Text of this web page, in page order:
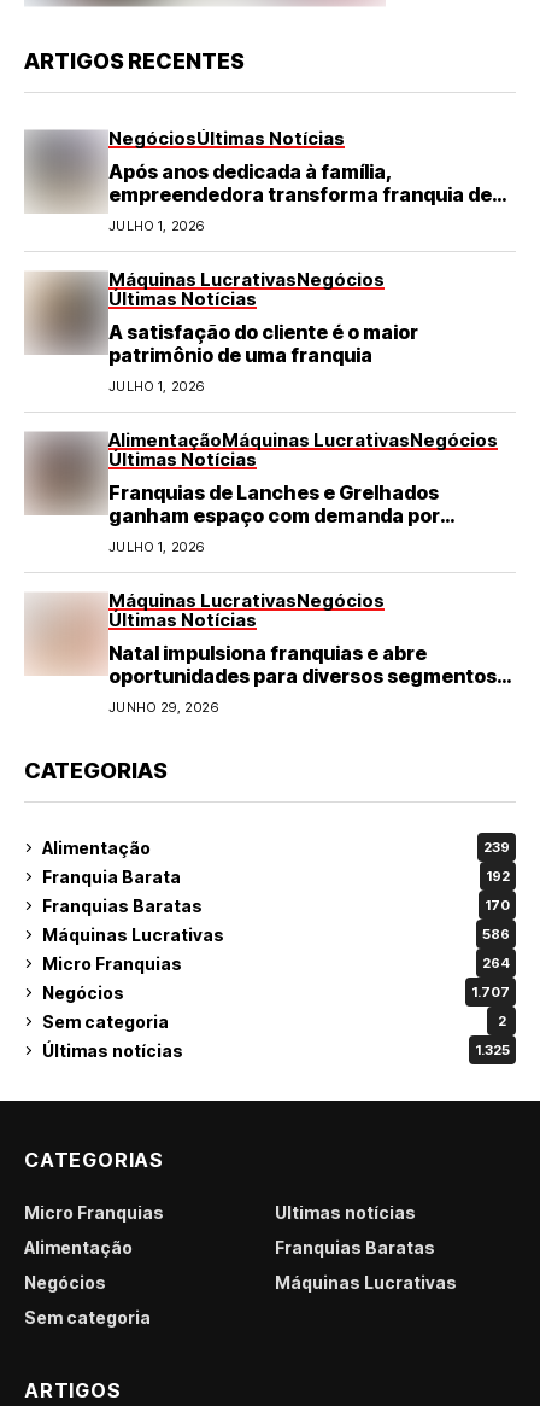
ARTIGOS RECENTES
NegóciosÚltimas Notícias
Após anos dedicada à família,
empreendedora transforma franquia de
turismo em negócio de destaque no RN
JULHO 1, 2026
Máquinas LucrativasNegócios
Últimas Notícias
A satisfação do cliente é o maior
patrimônio de uma franquia
JULHO 1, 2026
AlimentaçãoMáquinas LucrativasNegócios
Últimas Notícias
Franquias de Lanches e Grelhados
ganham espaço com demanda por
refeições rápidas e de qualidade
JULHO 1, 2026
Máquinas LucrativasNegócios
Últimas Notícias
Natal impulsiona franquias e abre
oportunidades para diversos segmentos
do varejo
JUNHO 29, 2026
CATEGORIAS
Alimentação 239
Franquia Barata 192
Franquias Baratas 170
Máquinas Lucrativas 586
Micro Franquias 264
Negócios 1.707
Sem categoria 2
Últimas notícias 1.325
CATEGORIAS
Micro Franquias
Últimas notícias
Alimentação
Franquias Baratas
Negócios
Máquinas Lucrativas
Sem categoria
ARTIGOS